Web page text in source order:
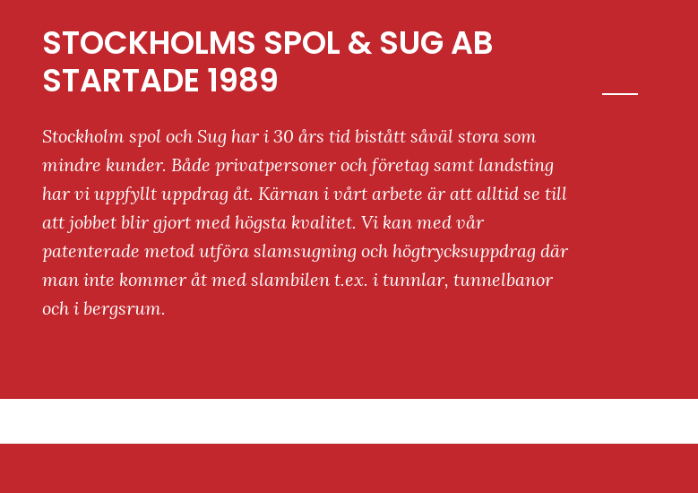
STOCKHOLMS SPOL & SUG AB
STARTADE 1989
Stockholm spol och Sug har i 30 års tid bistått såväl stora som
mindre kunder. Både privatpersoner och företag samt landsting
har vi uppfyllt uppdrag åt. Kärnan i vårt arbete är att alltid se till
att jobbet blir gjort med högsta kvalitet. Vi kan med vår
patenterade metod utföra slamsugning och högtrycksuppdrag där
man inte kommer åt med slambilen t.ex. i tunnlar, tunnelbanor
och i bergsrum.